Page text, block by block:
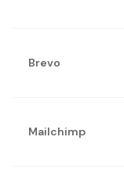
Brevo
Mailchimp